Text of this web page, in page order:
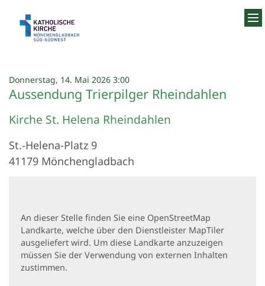
Donnerstag, 14. Mai 2026 3:00:
Aussendung Trierpilger Rheindahlen
Kirche St. Helena Rheindahlen
St.-Helena-Platz 9
41179 Mönchengladbach
An dieser Stelle finden Sie eine OpenStreetMap
Landkarte, welche über den Dienstleister MapTiler
ausgeliefert wird. Um diese Landkarte anzuzeigen
müssen Sie der Verwendung von externen Inhalten
zustimmen.